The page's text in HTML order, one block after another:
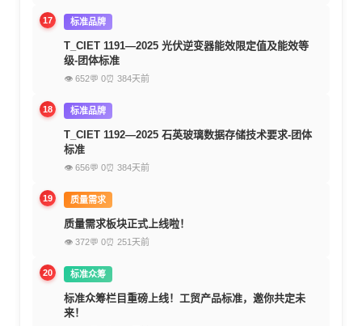
17 标准品牌
T_CIET 1191—2025 光伏逆变器能效限定值及能效等
级-团体标准
👁 652💬 0⏰ 384天前
18 标准品牌
T_CIET 1192—2025 石英玻璃数据存储技术要求-团体
标准
👁 656💬 0⏰ 384天前
19 质量需求
质量需求板块正式上线啦！
👁 372💬 0⏰ 251天前
20 标准众筹
标准众筹栏目重磅上线！工贸产品标准，邀你共定未
来！